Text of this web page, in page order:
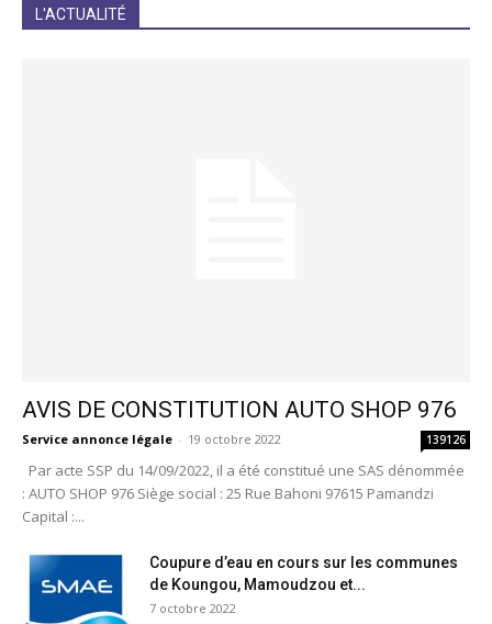
L'ACTUALITÉ
AVIS DE CONSTITUTION AUTO SHOP 976
Service annonce légale - 19 octobre 2022 139126
Par acte SSP du 14/09/2022, il a été constitué une SAS dénommée
: AUTO SHOP 976 Siège social : 25 Rue Bahoni 97615 Pamandzi
Capital :...
Coupure d’eau en cours sur les communes
de Koungou, Mamoudzou et...
7 octobre 2022